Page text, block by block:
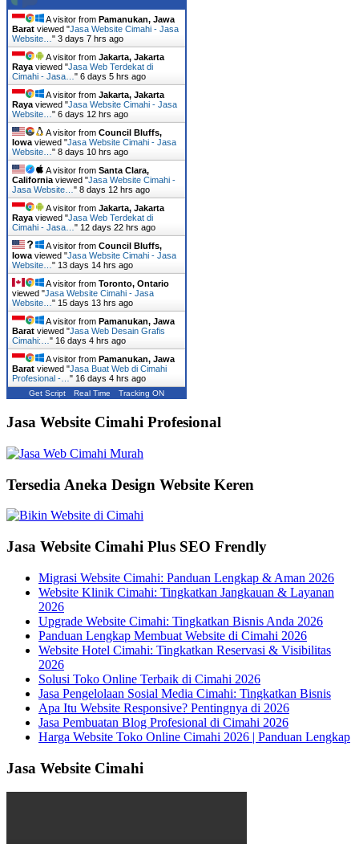
A visitor from Pamanukan, Jawa
Barat viewed "Jasa Website Cimahi - Jasa
Website… " 3 days 7 hrs ago
A visitor from Jakarta, Jakarta
Raya viewed "Jasa Web Terdekat di
Cimahi - Jasa… " 6 days 5 hrs ago
A visitor from Jakarta, Jakarta
Raya viewed "Jasa Website Cimahi - Jasa
Website… " 6 days 12 hrs ago
A visitor from Council Bluffs,
Iowa viewed "Jasa Website Cimahi - Jasa
Website… " 8 days 10 hrs ago
A visitor from Santa Clara,
California viewed "Jasa Website Cimahi -
Jasa Website… " 8 days 12 hrs ago
A visitor from Jakarta, Jakarta
Raya viewed "Jasa Web Terdekat di
Cimahi - Jasa… " 12 days 22 hrs ago
A visitor from Council Bluffs,
Iowa viewed "Jasa Website Cimahi - Jasa
Website… " 13 days 14 hrs ago
A visitor from Toronto, Ontario
viewed "Jasa Website Cimahi - Jasa
Website… " 15 days 13 hrs ago
A visitor from Pamanukan, Jawa
Barat viewed "Jasa Web Desain Grafis
Cimahi:… " 16 days 4 hrs ago
A visitor from Pamanukan, Jawa
Barat viewed "Jasa Buat Web di Cimahi
Profesional -… " 16 days 4 hrs ago
Get Script Real Time Tracking ON
Jasa Website Cimahi Profesional
Tersedia Aneka Design Website Keren
Jasa Website Cimahi Plus SEO Frendly
Migrasi Website Cimahi: Panduan Lengkap & Aman 2026
Website Klinik Cimahi: Tingkatkan Jangkauan & Layanan
2026
Upgrade Website Cimahi: Tingkatkan Bisnis Anda 2026
Panduan Lengkap Membuat Website di Cimahi 2026
Website Hotel Cimahi: Tingkatkan Reservasi & Visibilitas
2026
Solusi Toko Online Terbaik di Cimahi 2026
Jasa Pengelolaan Sosial Media Cimahi: Tingkatkan Bisnis
Apa Itu Website Responsive? Pentingnya di 2026
Jasa Pembuatan Blog Profesional di Cimahi 2026
Harga Website Toko Online Cimahi 2026 | Panduan Lengkap
Jasa Website Cimahi